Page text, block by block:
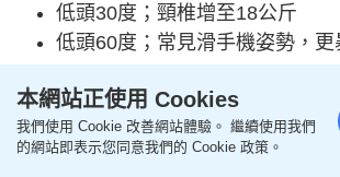
低頭30度；頸椎增至18公斤
低頭60度；常見滑手機姿勢，
他坦言，這相當於頸部長時間懸掛一
球。日積月累下，頸部肌肉與韌帶不
逐漸受壓損毀，最終導致整個頸椎結
本網站正使用 Cookies
我們使用 Cookie 改善網站體驗。 繼續使用我們
的網站即表示您同意我們的 Cookie 政策。